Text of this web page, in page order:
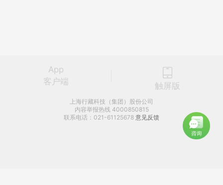
App
客户端
触屏版
上海行藏科技（集团）股份公司
内容举报热线 4000850815
联系电话：021-61125678 意见反馈